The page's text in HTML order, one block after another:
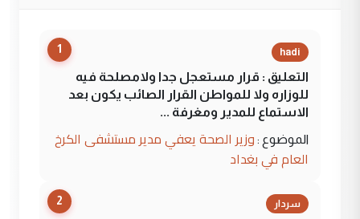
1 hadi
التعليق : قرار مستعجل جدا ولامصلحة فيه
للوزاره ولا للمواطن القرار الصائب يكون بعد
الاستماع للمدير ومغرفة ...
الموضوع : وزير الصحة يعفي مدير مستشفى الكرخ
العام في بغداد
2 سردار